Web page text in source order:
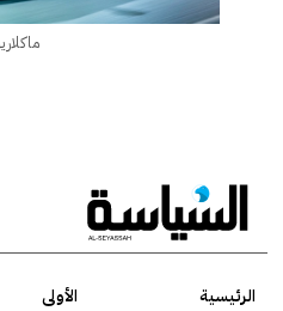
الرئيسية الأولى